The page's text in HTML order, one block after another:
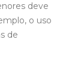
deve
o uso
de